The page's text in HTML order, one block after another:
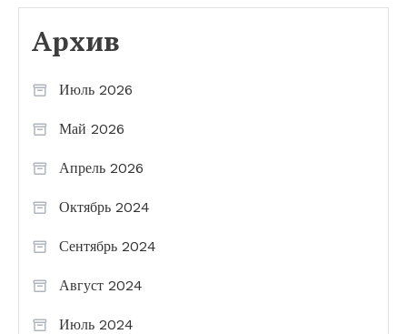
Архив
Июль 2026
Май 2026
Апрель 2026
Октябрь 2024
Сентябрь 2024
Август 2024
Июль 2024